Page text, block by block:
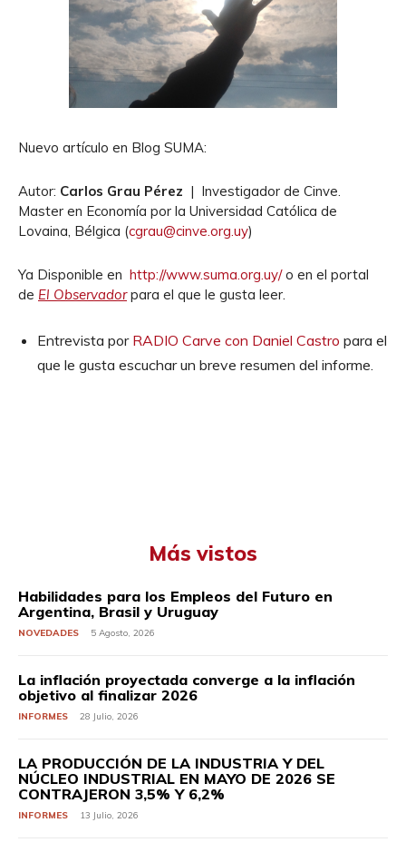
Nuevo artículo en Blog SUMA:
Autor: Carlos Grau Pérez | Investigador de Cinve.
Master en Economía por la Universidad Católica de
Lovaina, Bélgica (cgrau@cinve.org.uy)
Ya Disponible en http://www.suma.org.uy/o en el portal
de El Observadorpara el que le gusta leer.
Entrevista por RADIO Carve con Daniel Castro para el
que le gusta escuchar un breve resumen del informe.
Más vistos
Habilidades para los Empleos del Futuro en
Argentina, Brasil y Uruguay
NOVEDADES 5 Agosto, 2026
La inflación proyectada converge a la inflación
objetivo al finalizar 2026
INFORMES 28 Julio, 2026
LA PRODUCCIÓN DE LA INDUSTRIA Y DEL
NÚCLEO INDUSTRIAL EN MAYO DE 2026 SE
CONTRAJERON 3,5% Y 6,2%
INFORMES 13 Julio, 2026